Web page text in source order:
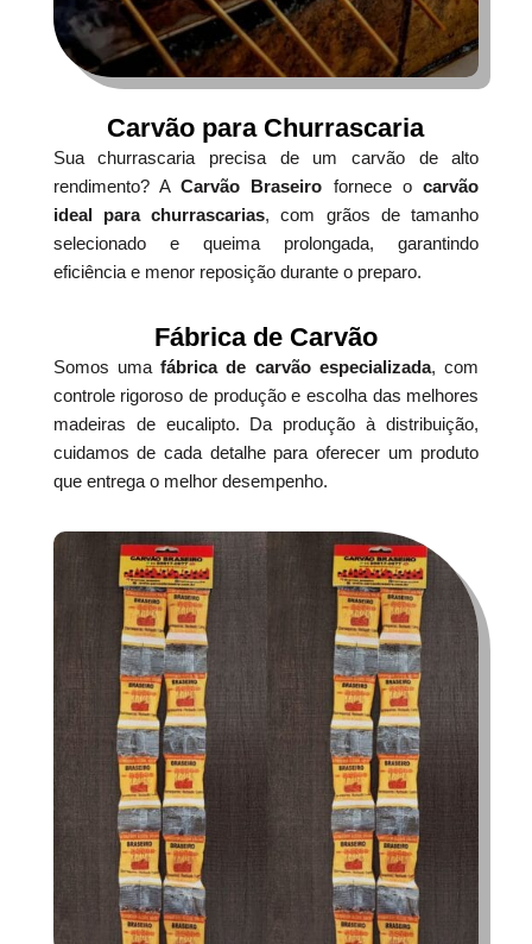
Carvão para Churrascaria
Sua churrascaria precisa de um carvão de alto
rendimento? ACarvão Braseiro fornece ocarvão
ideal para churrascarias, com grãos de tamanho
selecionado e queima prolongada, garantindo
eficiência e menor reposição durante o preparo.
Fábrica de Carvão
Somos umafábrica de carvão especializada, com
controle rigoroso de produção e escolha das melhores
madeiras de eucalipto. Da produção à distribuição,
cuidamos de cada detalhe para oferecer um produto
que entrega o melhor desempenho.